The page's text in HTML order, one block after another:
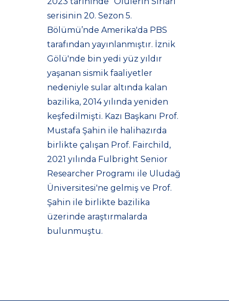
serisinin 20. Sezon 5.
Bölümü’nde Amerika'da PBS
tarafından yayınlanmıştır. İznik
Gölü'nde bin yedi yüz yıldır
yaşanan sismik faaliyetler
nedeniyle sular altında kalan
bazilika, 2014 yılında yeniden
keşfedilmişti. Kazı Başkanı Prof.
Mustafa Şahin ile halihazırda
birlikte çalışan Prof. Fairchild,
2021 yılında Fulbright Senior
Researcher Programı ile Uludağ
Üniversitesi'ne gelmiş ve Prof.
Şahin ile birlikte bazilika
üzerinde araştırmalarda
bulunmuştu.